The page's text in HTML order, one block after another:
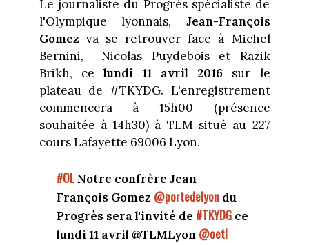
Le journaliste du Progrès spécialiste de
l'Olympique lyonnais, Jean-François
Gomezva se retrouver face à Michel
Bernini, Nicolas Puydebois et Razik
Brikh, celundi 11 avril 2016 sur le
plateau de #TKYDG. L'enregistrement
commencera à 15h00 (présence
souhaitée à 14h30) à TLM situé au 227
cours Lafayette 69006 Lyon.
#OLNotre confrère Jean-
François Gomez @portedelyon du
Progrès sera l'invité de #TKYDG ce
lundi 11 avril @TLMLyon @oetl